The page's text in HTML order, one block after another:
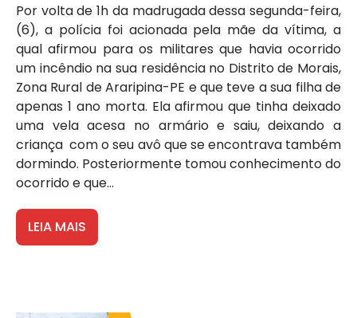
Por volta de 1h da madrugada dessa segunda-feira,
(6), a polícia foi acionada pela mãe da vítima, a
qual afirmou para os militares que havia ocorrido
um incêndio na sua residência no Distrito de Morais,
Zona Rural de Araripina-PE e que teve a sua filha de
apenas 1 ano morta. Ela afirmou que tinha deixado
uma vela acesa no armário e saiu, deixando a
criança com o seu avô que se encontrava também
dormindo. Posteriormente tomou conhecimento do
ocorrido e que...
LEIA MAIS